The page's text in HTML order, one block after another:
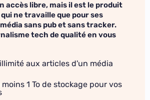
accès libre, mais il est le produit
ne travaille que pour ses
sans pub et sans tracker.
tech de qualité en vous
aux articles d'un média
1 To de stockage pour vos